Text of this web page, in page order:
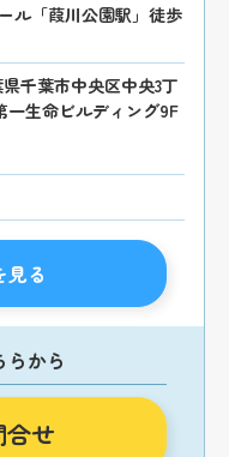
ル「葭川公園駅」徒歩
千葉市中央区中央3丁
一生命ビルディング9F
見る
らから
せ